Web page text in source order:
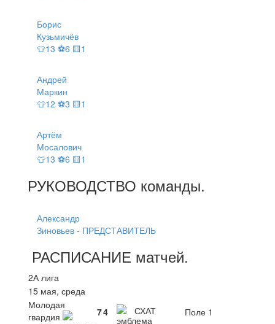
Борис
Кузьмичёв
👕13 ⚽6 🟨1
Андрей
Маркин
👕12 ⚽3 🟨1
Артём
Мосалович
👕13 ⚽6 🟨1
РУКОВОДСТВО команды.
Александр
Зиновьев - ПРЕДСТАВИТЕЛЬ
РАСПИСАНИЕ матчей.
2А лига
15 мая, среда
Молодая
гвардия
74 СХАТ
Поле 1